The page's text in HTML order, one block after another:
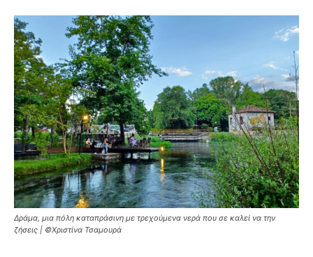
Δράμα, μια πόλη καταπράσινη με τρεχούμενα νερά που σε καλεί να την
ζήσεις | ©Χριστίνα Τσαμουρά